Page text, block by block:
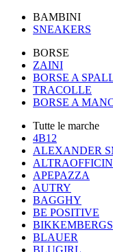
BAMBINI
SNEAKERS
BORSE
ZAINI
BORSE A
TRACOLLE
BORSE A
Tutte le marche
4B12
ALEXANDER
APEPAZZA
AUTRY
BAGGHY
BE POSITIVE
BIKKEMBERGS
BLAUER
BLUGIRL